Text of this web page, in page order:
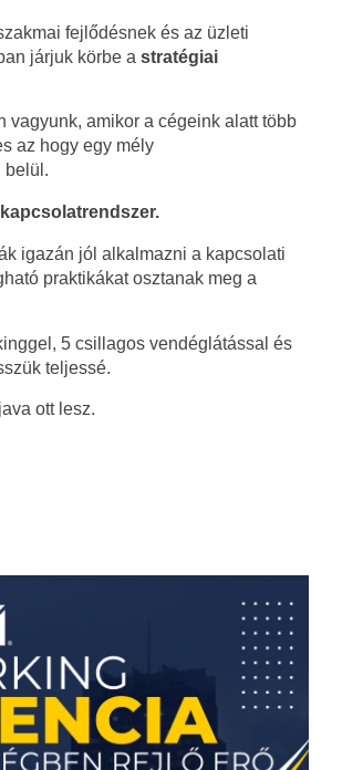
fejlődésnek és az üzleti
járjuk körbe a stratégiai
vagyunk, amikor a cégeink alatt több
az hogy egy mély
belül.
igazán jól alkalmazni a kapcsolati
praktikákat osztanak meg a
5 csillagos vendéglátással és
teljessé.
ott lesz.